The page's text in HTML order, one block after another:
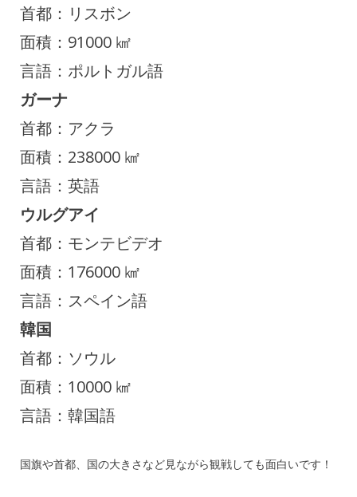
首都：リスボン
面積：91000 ㎢
言語：ポルトガル語
ガーナ
首都：アクラ
面積：238000 ㎢
言語：英語
ウルグアイ
首都：モンテビデオ
面積：176000 ㎢
言語：スペイン語
韓国
首都：ソウル
面積：10000 ㎢
言語：韓国語
国旗や首都、国の大きさなど見ながら観戦しても面白いです！